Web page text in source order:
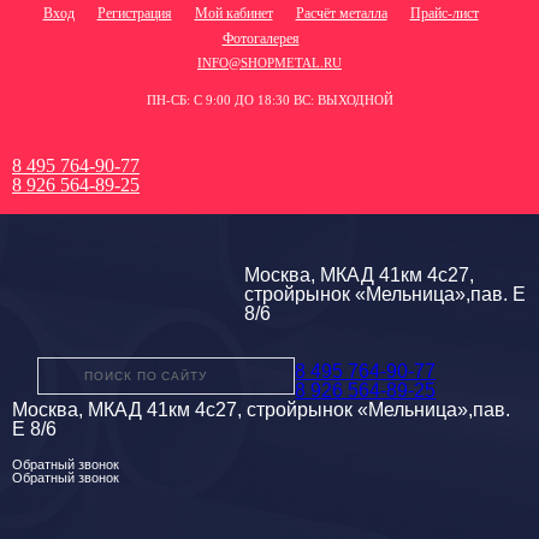
Вход Регистрация Мой кабинет Расчёт металла
Прайс-лист
Фотогалерея
INFO@SHOPMETAL.RU
ПН-СБ: С 9:00 ДО 18:30 ВС: ВЫХОДНОЙ
8 495 764-90-77
8 926 564-89-25
Москва, МКАД 41км 4с27,
стройрынок «Мельница»,пав. Е
8/6
8 495 764-90-77
8 926 564-89-25
Москва, МКАД 41км 4с27, стройрынок «Мельница»,пав.
Е 8/6
Обратный звонок
Обратный звонок